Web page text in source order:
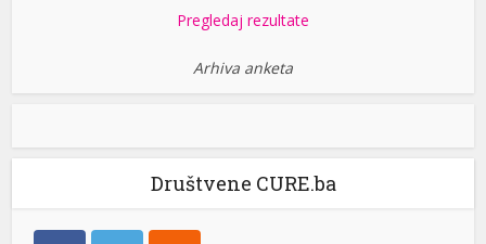
Pregledaj rezultate
Arhiva anketa
Društvene CURE.ba